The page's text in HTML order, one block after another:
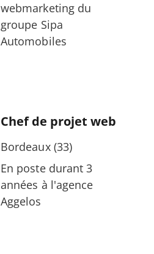
webmarketing du
groupe Sipa
Automobiles
Chef de projet web
Bordeaux (33)
En poste durant 3
années à l'agence
Aggelos